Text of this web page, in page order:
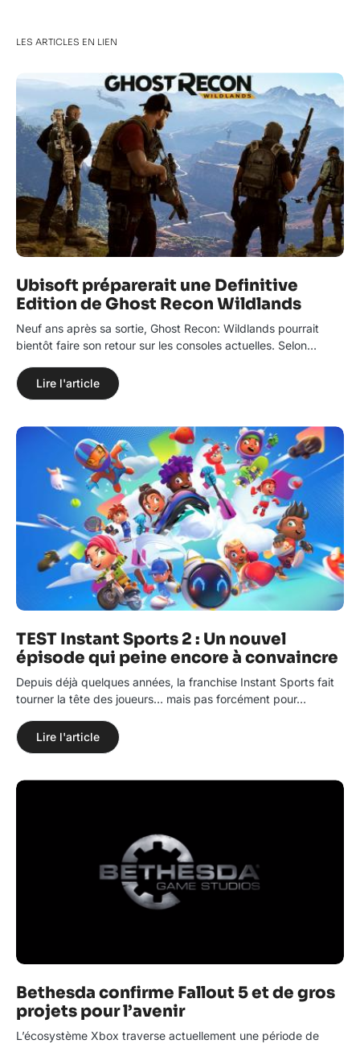
LES ARTICLES EN LIEN
Ubisoft préparerait une Definitive
Edition de Ghost Recon Wildlands
Neuf ans après sa sortie, Ghost Recon: Wildlands pourrait
bientôt faire son retour sur les consoles actuelles. Selon…
Lire l'article
TEST Instant Sports 2 : Un nouvel
épisode qui peine encore à convaincre
Depuis déjà quelques années, la franchise Instant Sports fait
tourner la tête des joueurs… mais pas forcément pour…
Lire l'article
Bethesda confirme Fallout 5 et de gros
projets pour l’avenir
L’écosystème Xbox traverse actuellement une période de